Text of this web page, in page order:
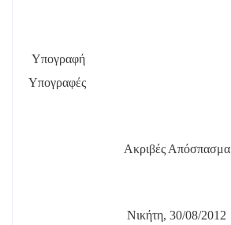
Υπογραφή
Υπογραφές
Ακριβές Απόσπασμα
Νικήτη, 30/08/2012